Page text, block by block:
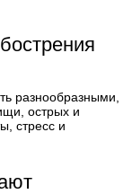
разнообразными,
острых и
стресс и